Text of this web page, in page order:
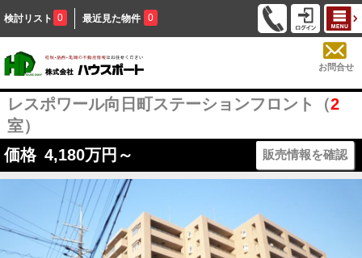
検討リスト 0 最近見た物件 0
お問合せ
レスポワール向日町ステーションフロント（2
室）
価格 4,180万円～ 販売情報を確認